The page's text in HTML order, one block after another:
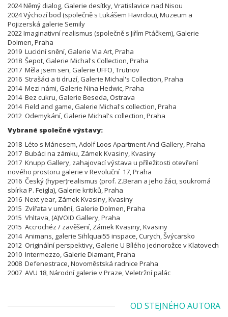
2024 Němý dialog, Galerie desítky, Vratislavice nad Nisou
2024 Výchozí bod (společně s Lukášem Havrdou), Muzeum a
Pojizerská galerie Semily
2022 Imaginativní realismus (společně s Jiřím Ptáčkem), Galerie
Dolmen, Praha
2019 Lucidní snění, Galerie Via Art, Praha
2018 Šepot, Galerie Michal's Collection, Praha
2017 Měla jsem sen, Galerie UFFO, Trutnov
2016 Strašáci a ti druzí, Galerie Michal's Collection, Praha
2014 Mezi námi, Galerie Nina Hedwic, Praha
2014 Bez cukru, Galerie Beseda, Ostrava
2014 Field and game, Galerie Michal's collection, Praha
2012 Odemykání, Galerie Michal's collection, Praha
Vybrané společné výstavy:
2018 Léto s Mánesem, Adolf Loos Apartment And Gallery, Praha
2017 Bubáci na zámku, Zámek Kvasiny, Kvasiny
2017 Knupp Gallery, zahajovací výstava u příležitosti otevření
nového prostoru galerie v Revoluční 17, Praha
2016 Český (hyper)realismus (prof. Z.Beran a jeho žáci, soukromá
sbírka P. Feigla), Galerie kritiků, Praha
2016 Next year, Zámek Kvasiny, Kvasiny
2015 Zvířata v umění, Galerie Dolmen, Praha
2015 Vhltava, (A)VOID Gallery, Praha
2015 Accrochéz / zavěšení, Zámek Kvasiny, Kvasiny
2014 Animans, galerie Sihlquai55 inspace, Curych, Švýcarsko
2012 Originální perspektivy, Galerie U Bílého jednorožce v Klatovech
2010 Intermezzo, Galerie Diamant, Praha
2008 Defenestrace, Novoměstská radnice Praha
2007 AVU 18, Národní galerie v Praze, Veletržní palác
OD STEJNÉHO AUTORA